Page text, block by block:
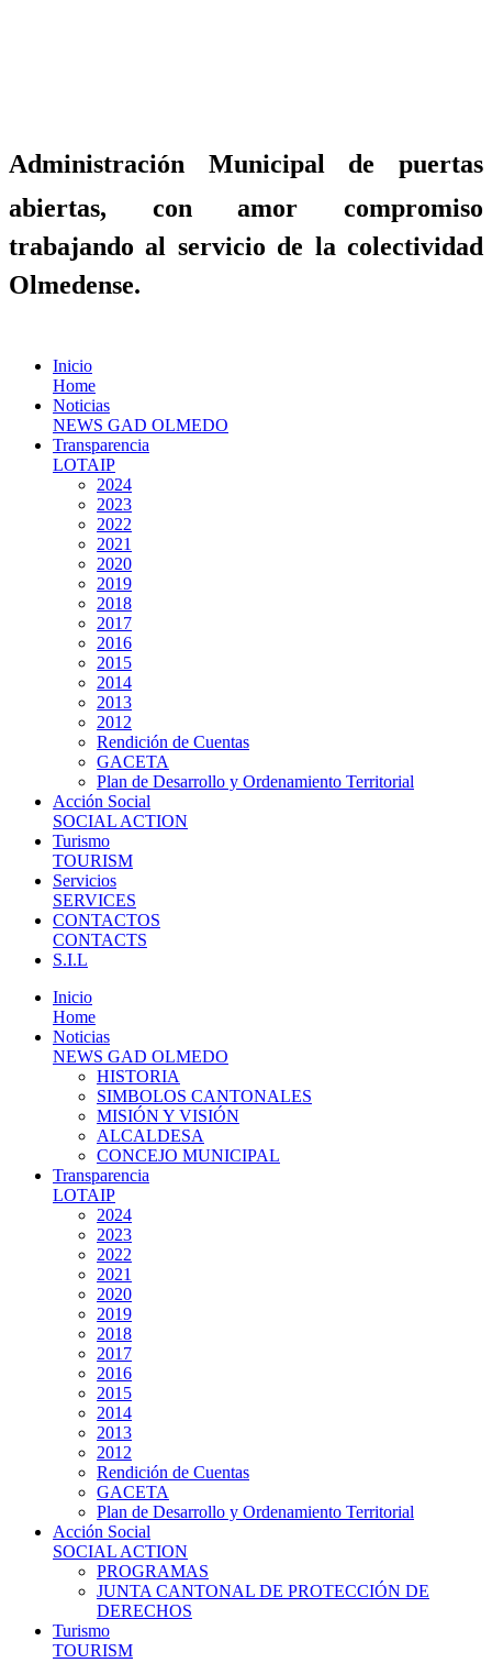
Administración Municipal de puertas
abiertas, con amor compromiso
trabajando al servicio de la colectividad
Olmedense.
Inicio
Home
Noticias
NEWS GAD OLMEDO
Transparencia
LOTAIP
2024
2023
2022
2021
2020
2019
2018
2017
2016
2015
2014
2013
2012
Rendición de Cuentas
GACETA
Plan de Desarrollo y Ordenamiento Territorial
Acción Social
SOCIAL ACTION
Turismo
TOURISM
Servicios
SERVICES
CONTACTOS
CONTACTS
S.I.L
Inicio
Home
Noticias
NEWS GAD OLMEDO
HISTORIA
SIMBOLOS CANTONALES
MISIÓN Y VISIÓN
ALCALDESA
CONCEJO MUNICIPAL
Transparencia
LOTAIP
2024
2023
2022
2021
2020
2019
2018
2017
2016
2015
2014
2013
2012
Rendición de Cuentas
GACETA
Plan de Desarrollo y Ordenamiento Territorial
Acción Social
SOCIAL ACTION
PROGRAMAS
JUNTA CANTONAL DE PROTECCIÓN DE
DERECHOS
Turismo
TOURISM